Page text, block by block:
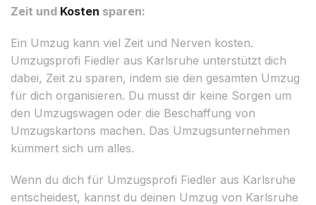
Zeit und Kosten sparen:
Ein Umzug kann viel Zeit und Nerven kosten.
Umzugsprofi Fiedler aus Karlsruhe unterstützt dich
dabei, Zeit zu sparen, indem sie den gesamten Umzug
für dich organisieren. Du musst dir keine Sorgen um
den Umzugswagen oder die Beschaffung von
Umzugskartons machen. Das Umzugsunternehmen
kümmert sich um alles.
Wenn du dich für Umzugsprofi Fiedler aus Karlsruhe
entscheidest, kannst du deinen Umzug von Karlsruhe